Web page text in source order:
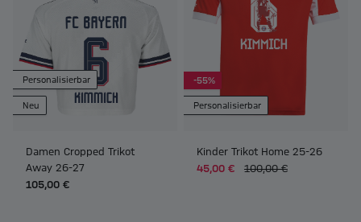
Personalisierbar
Neu
Damen Cropped Trikot
Away 26-27
105,00 €
-55%
Personalisierbar
Kinder Trikot Home 25-26
45,00 €
100,00 €